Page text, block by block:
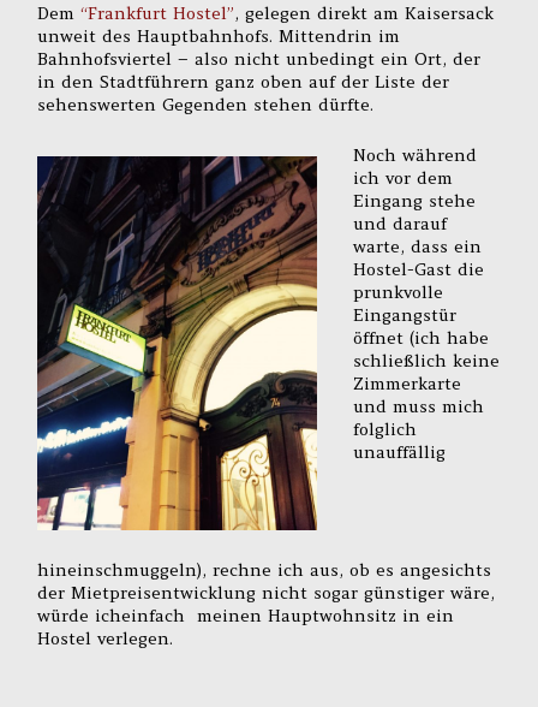
Dem “Frankfurt Hostel”, gelegen direkt am Kaisersack
unweit des Hauptbahnhofs. Mittendrin im
Bahnhofsviertel – also nicht unbedingt ein Ort, der
in den Stadtführern ganz oben auf der Liste der
sehenswerten Gegenden stehen dürfte.
Noch während
ich vor dem
Eingang stehe
und darauf
warte, dass ein
Hostel-Gast die
prunkvolle
Eingangstür
öffnet (ich habe
schließlich keine
Zimmerkarte
und muss mich
folglich
unauffällig
hineinschmuggeln), rechne ich aus, ob es angesichts
der Mietpreisentwicklung nicht sogar günstiger wäre,
würde icheinfach meinen Hauptwohnsitz in ein
Hostel verlegen.